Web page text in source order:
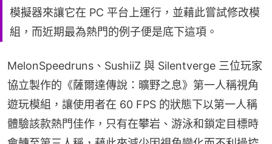
模擬器來讓它在 PC 平台上運行，並藉此嘗試修改模
組，而近期最為熱門的例子便是底下這項。
MelonSpeedruns、SushiiZ 與 Silentverge 三位玩家
協立製作的《薩爾達傳說：曠野之息》第一人稱視角
遊玩模組，讓使用者在 60 FPS 的狀態下以第一人稱
體驗該款熱門佳作，只有在攀岩、游泳和鎖定目標時